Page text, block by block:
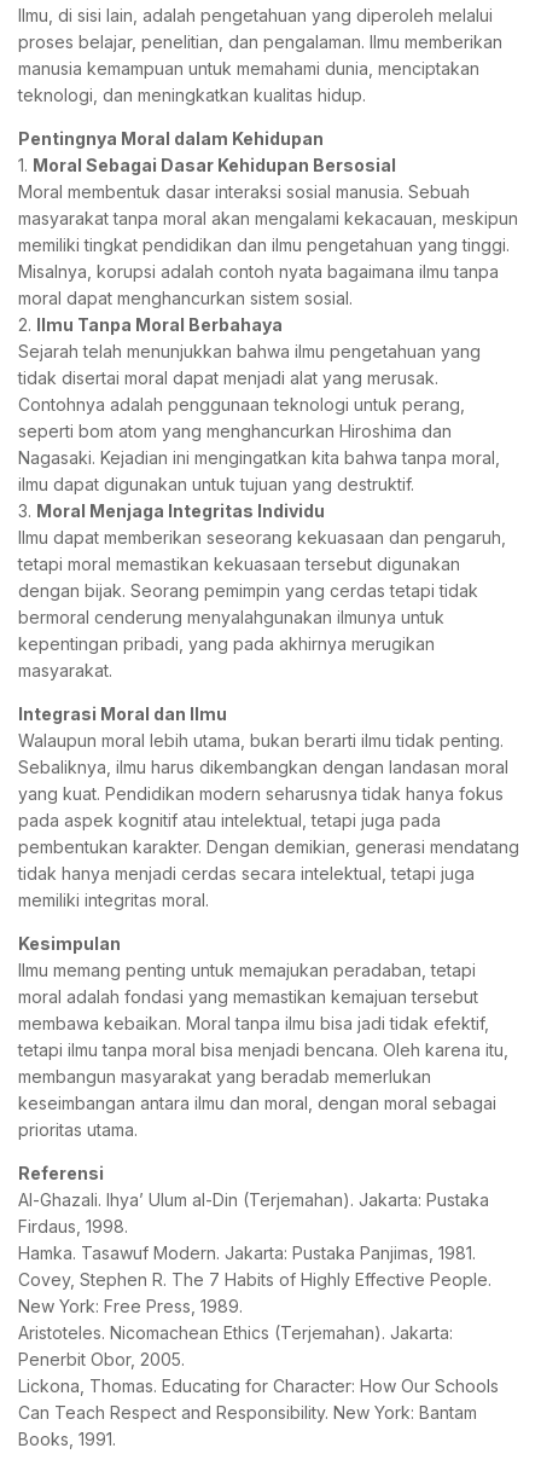
Ilmu, di sisi lain, adalah pengetahuan yang diperoleh melalui
proses belajar, penelitian, dan pengalaman. Ilmu memberikan
manusia kemampuan untuk memahami dunia, menciptakan
teknologi, dan meningkatkan kualitas hidup.
Pentingnya Moral dalam Kehidupan
1. Moral Sebagai Dasar Kehidupan Bersosial
Moral membentuk dasar interaksi sosial manusia. Sebuah
masyarakat tanpa moral akan mengalami kekacauan, meskipun
memiliki tingkat pendidikan dan ilmu pengetahuan yang tinggi.
Misalnya, korupsi adalah contoh nyata bagaimana ilmu tanpa
moral dapat menghancurkan sistem sosial.
2. Ilmu Tanpa Moral Berbahaya
Sejarah telah menunjukkan bahwa ilmu pengetahuan yang
tidak disertai moral dapat menjadi alat yang merusak.
Contohnya adalah penggunaan teknologi untuk perang,
seperti bom atom yang menghancurkan Hiroshima dan
Nagasaki. Kejadian ini mengingatkan kita bahwa tanpa moral,
ilmu dapat digunakan untuk tujuan yang destruktif.
3. Moral Menjaga Integritas Individu
Ilmu dapat memberikan seseorang kekuasaan dan pengaruh,
tetapi moral memastikan kekuasaan tersebut digunakan
dengan bijak. Seorang pemimpin yang cerdas tetapi tidak
bermoral cenderung menyalahgunakan ilmunya untuk
kepentingan pribadi, yang pada akhirnya merugikan
masyarakat.
Integrasi Moral dan Ilmu
Walaupun moral lebih utama, bukan berarti ilmu tidak penting.
Sebaliknya, ilmu harus dikembangkan dengan landasan moral
yang kuat. Pendidikan modern seharusnya tidak hanya fokus
pada aspek kognitif atau intelektual, tetapi juga pada
pembentukan karakter. Dengan demikian, generasi mendatang
tidak hanya menjadi cerdas secara intelektual, tetapi juga
memiliki integritas moral.
Kesimpulan
Ilmu memang penting untuk memajukan peradaban, tetapi
moral adalah fondasi yang memastikan kemajuan tersebut
membawa kebaikan. Moral tanpa ilmu bisa jadi tidak efektif,
tetapi ilmu tanpa moral bisa menjadi bencana. Oleh karena itu,
membangun masyarakat yang beradab memerlukan
keseimbangan antara ilmu dan moral, dengan moral sebagai
prioritas utama.
Referensi
Al-Ghazali. Ihya’ Ulum al-Din (Terjemahan). Jakarta: Pustaka
Firdaus, 1998.
Hamka. Tasawuf Modern. Jakarta: Pustaka Panjimas, 1981.
Covey, Stephen R. The 7 Habits of Highly Effective People.
New York: Free Press, 1989.
Aristoteles. Nicomachean Ethics (Terjemahan). Jakarta:
Penerbit Obor, 2005.
Lickona, Thomas. Educating for Character: How Our Schools
Can Teach Respect and Responsibility. New York: Bantam
Books, 1991.